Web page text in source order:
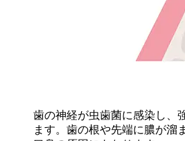
歯の神経が虫歯菌に感染し、
ます。歯の根や先端に膿が溜